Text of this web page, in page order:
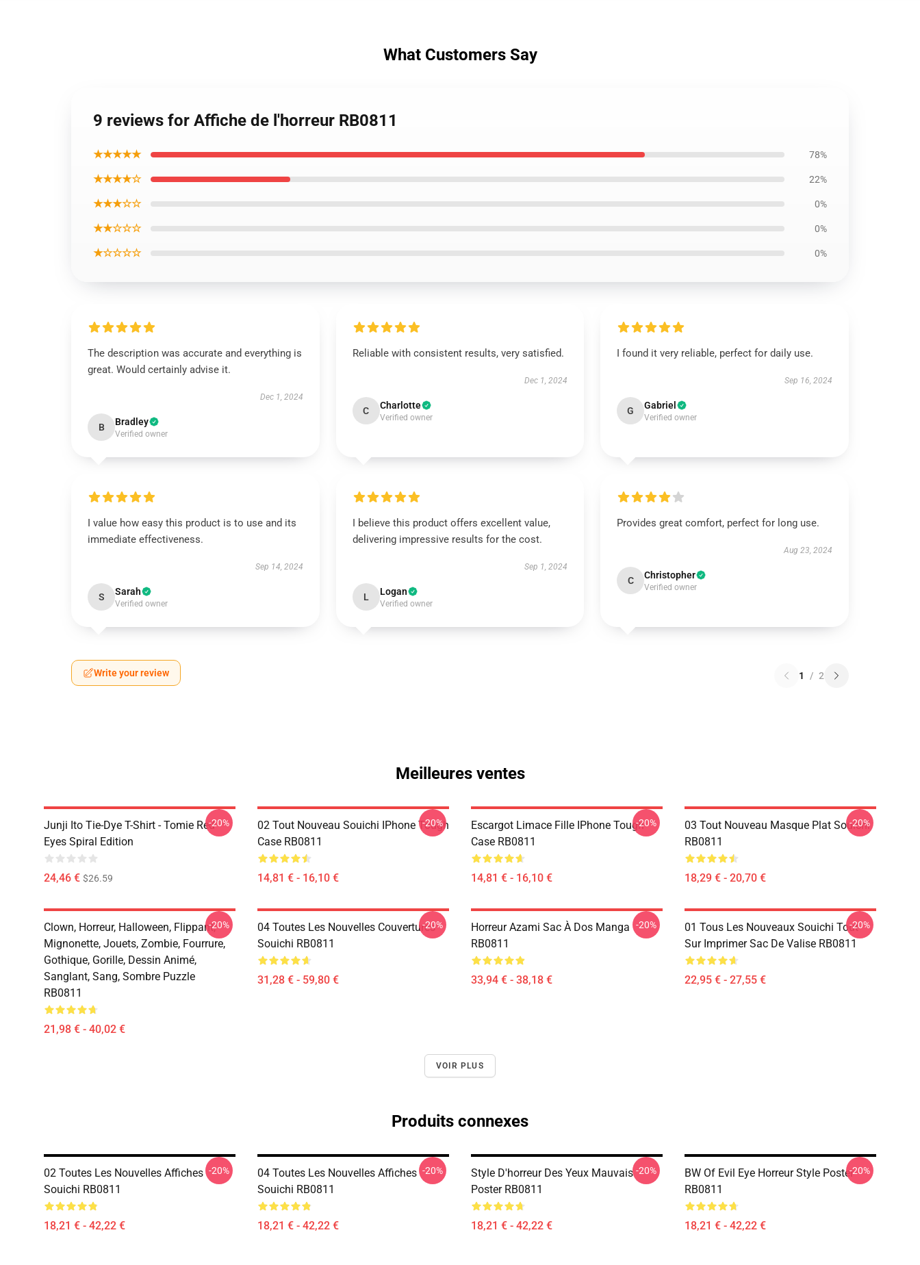
What Customers Say
9 reviews for Affiche de l'horreur RB0811
★★★★★ 78%
★★★★☆ 22%
★★★☆☆ 0%
★★☆☆☆ 0%
★☆☆☆☆ 0%
The description was accurate and everything is
great. Would certainly advise it.
Dec 1, 2024
B Bradley
Verified owner
Reliable with consistent results, very satisfied.
Dec 1, 2024
C Charlotte
Verified owner
I found it very reliable, perfect for daily use.
Sep 16, 2024
G Gabriel
Verified owner
I value how easy this product is to use and its
immediate effectiveness.
Sep 14, 2024
S Sarah
Verified owner
I believe this product offers excellent value,
delivering impressive results for the cost.
Sep 1, 2024
L Logan
Verified owner
Provides great comfort, perfect for long use.
Aug 23, 2024
C Christopher
Verified owner
Write your review 1 / 2
Meilleures ventes
Junji Ito Tie-Dye T-Shirt - Tomie Red
Eyes Spiral Edition
24,46 € $26.59
-20%
02 Tout Nouveau Souichi IPhone Tough
Case RB0811
14,81 € - 16,10 €
-20%
Escargot Limace Fille IPhone Tough
Case RB0811
14,81 € - 16,10 €
-20%
03 Tout Nouveau Masque Plat Souichi
RB0811
18,29 € - 20,70 €
-20%
Clown, Horreur, Halloween, Flippant,
Mignonette, Jouets, Zombie, Fourrure,
Gothique, Gorille, Dessin Animé,
Sanglant, Sang, Sombre Puzzle
RB0811
21,98 € - 40,02 €
-20%
04 Toutes Les Nouvelles Couvertures
Souichi RB0811
31,28 € - 59,80 €
-20%
Horreur Azami Sac À Dos Manga
RB0811
33,94 € - 38,18 €
-20%
01 Tous Les Nouveaux Souichi Tout
Sur Imprimer Sac De Valise RB0811
22,95 € - 27,55 €
-20%
VOIR PLUS
Produits connexes
02 Toutes Les Nouvelles Affiches
Souichi RB0811
18,21 € - 42,22 €
-20%
04 Toutes Les Nouvelles Affiches
Souichi RB0811
18,21 € - 42,22 €
-20%
Style D'horreur Des Yeux Mauvais
Poster RB0811
18,21 € - 42,22 €
-20%
BW Of Evil Eye Horreur Style Poster
RB0811
18,21 € - 42,22 €
-20%